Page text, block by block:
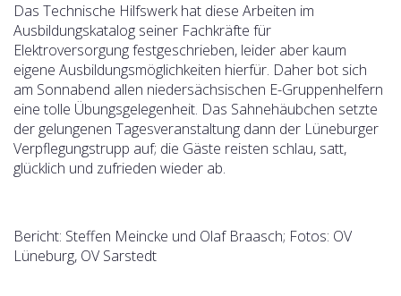
Das Technische Hilfswerk hat diese Arbeiten im
Ausbildungskatalog seiner Fachkräfte für
Elektroversorgung festgeschrieben, leider aber kaum
eigene Ausbildungsmöglichkeiten hierfür. Daher bot sich
am Sonnabend allen niedersächsischen E-Gruppenhelfern
eine tolle Übungsgelegenheit. Das Sahnehäubchen setzte
der gelungenen Tagesveranstaltung dann der Lüneburger
Verpflegungstrupp auf; die Gäste reisten schlau, satt,
glücklich und zufrieden wieder ab.
Bericht: Steffen Meincke und Olaf Braasch; Fotos: OV
Lüneburg, OV Sarstedt